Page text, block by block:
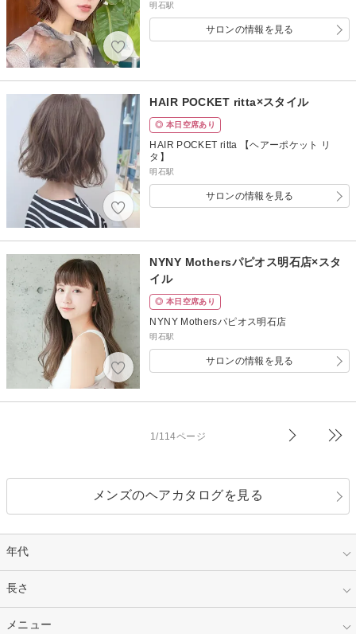
明石駅
サロンの情報を見る
HAIR POCKET ritta×スタイル
◎ 本日空席あり
HAIR POCKET ritta 【ヘアーポケット リ
タ】
明石駅
サロンの情報を見る
NYNY Mothersパピオス明石店×スタ
イル
◎ 本日空席あり
NYNY Mothersパピオス明石店
明石駅
サロンの情報を見る
1/114ページ
メンズのヘアカタログを見る
年代
指定なし
10代
長さ
指定なし
メニュー